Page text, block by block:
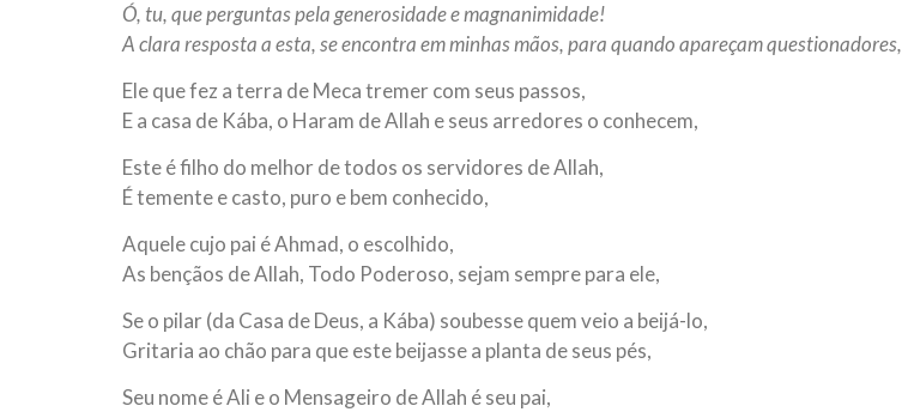
Ó, tu, que perguntas pela generosidade e magnanimidade!
A clara resposta a esta, se encontra em minhas mãos, para quando apareçam questionadores,
Ele que fez a terra de Meca tremer com seus passos,
E a casa de Kába, o Haram de Allah e seus arredores o conhecem,
Este é filho do melhor de todos os servidores de Allah,
É temente e casto, puro e bem conhecido,
Aquele cujo pai é Ahmad, o escolhido,
As bençãos de Allah, Todo Poderoso, sejam sempre para ele,
Se o pilar (da Casa de Deus, a Kába) soubesse quem veio a beijá-lo,
Gritaria ao chão para que este beijasse a planta de seus pés,
Seu nome é Ali e o Mensageiro de Allah é seu pai,